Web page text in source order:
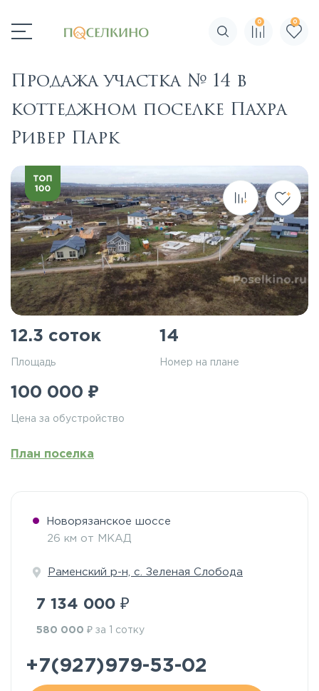
Поиск по сайту
0 0
Продажа участка № 14 в
коттеджном поселке Пахра
Ривер Парк
12.3 соток
Площадь
14
Номер на плане
100 000 ₽
Цена за обустройство
План поселка
Новорязанское шоссе
26 км от МКАД
Раменский р-н, с. Зеленая Слобода
7 134 000 ₽
580 000 ₽ за 1 сотку
+7(927)979-53-02